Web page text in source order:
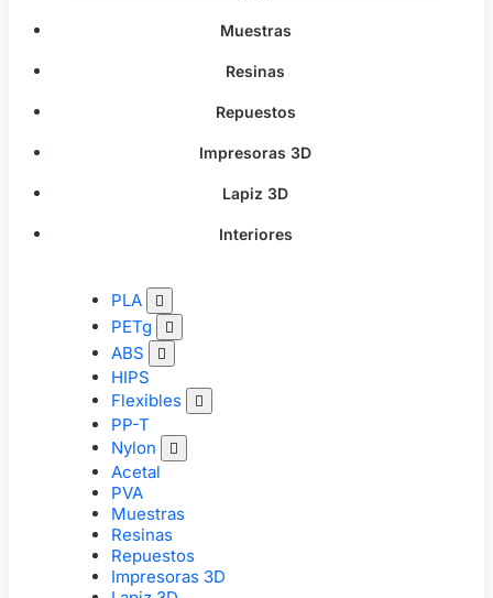
Muestras
Resinas
Repuestos
Impresoras 3D
Lapiz 3D
Interiores
PLA 
PETg 
ABS 
HIPS
Flexibles

PP-T
Nylon

Acetal
PVA
Muestras
Resinas
Repuestos
Impresoras 3D